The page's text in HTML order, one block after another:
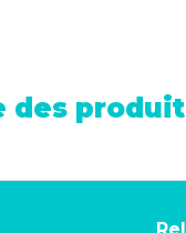
des